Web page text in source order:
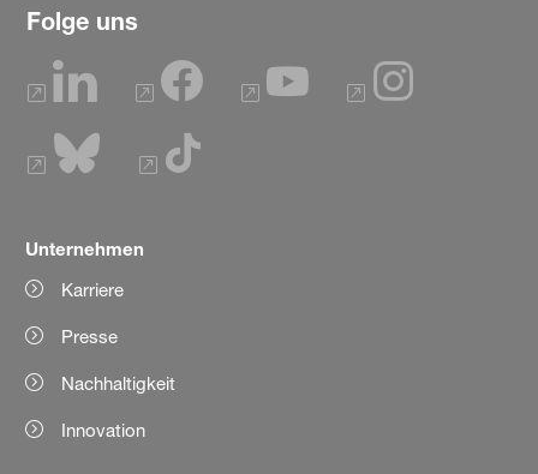
Folge uns
Unternehmen
Karriere
Presse
Nachhaltigkeit
Innovation